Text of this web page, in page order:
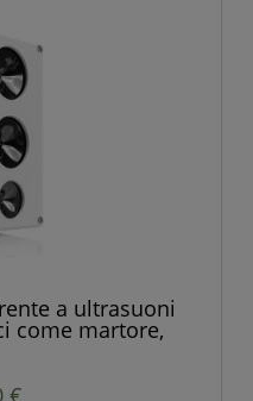
a ultrasuoni
come martore,